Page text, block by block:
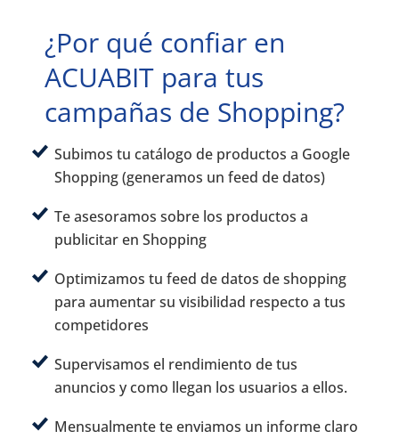
¿Por qué confiar en
ACUABIT para tus
campañas de Shopping?
Subimos tu catálogo de productos a Google
Shopping (generamos un feed de datos)
Te asesoramos sobre los productos a
publicitar en Shopping
Optimizamos tu feed de datos de shopping
para aumentar su visibilidad respecto a tus
competidores
Supervisamos el rendimiento de tus
anuncios y como llegan los usuarios a ellos.
Mensualmente te enviamos un informe claro